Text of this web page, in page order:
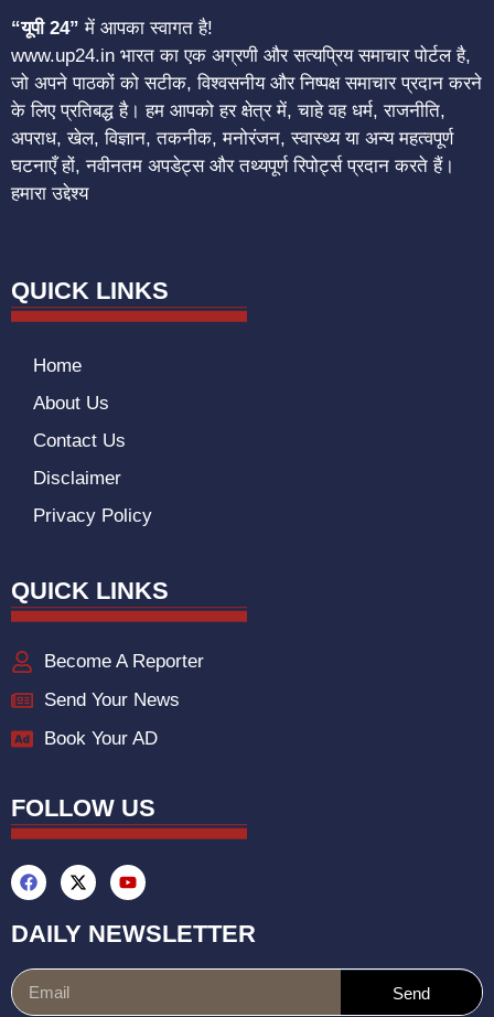
“यूपी 24” में आपका स्वागत है!
www.up24.in भारत का एक अग्रणी और सत्यप्रिय समाचार पोर्टल है,
जो अपने पाठकों को सटीक, विश्वसनीय और निष्पक्ष समाचार प्रदान करने
के लिए प्रतिबद्ध है। हम आपको हर क्षेत्र में, चाहे वह धर्म, राजनीति,
अपराध, खेल, विज्ञान, तकनीक, मनोरंजन, स्वास्थ्य या अन्य महत्वपूर्ण
घटनाएँ हों, नवीनतम अपडेट्स और तथ्यपूर्ण रिपोर्ट्स प्रदान करते हैं।
हमारा उद्देश्य
QUICK LINKS
Home
About Us
Contact Us
Disclaimer
Privacy Policy
QUICK LINKS
Become A Reporter
Send Your News
Book Your AD
FOLLOW US
DAILY NEWSLETTER
Send